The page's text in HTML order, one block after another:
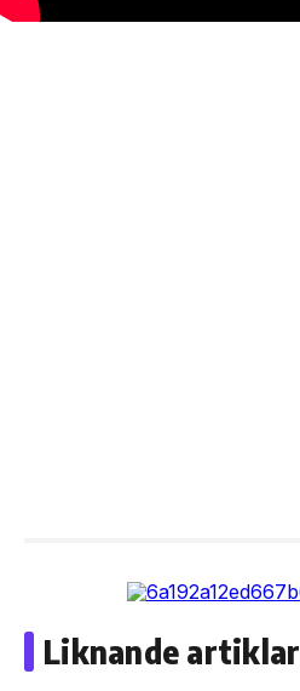
Liknande artiklar